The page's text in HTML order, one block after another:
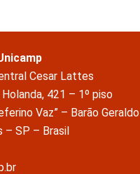
Cesar Lattes
421 – 1º piso
Vaz” – Barão Geraldo
– SP – Brasil